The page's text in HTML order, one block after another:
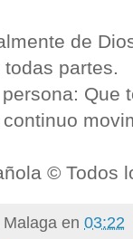
de
partes.
Que
© Todos
en 03:22